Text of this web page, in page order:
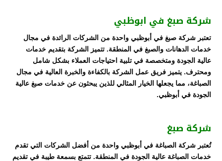
شركة صبغ في ابوظبي
تعتبر شركة صبغ في أبوظبي واحدة من الشركات الرائدة في مجال
خدمات الدهانات والصبغ في المنطقة. تتميز الشركة بتقديم خدمات
عالية الجودة ومتخصصة في تلبية احتياجات العملاء بشكل شامل
ومحترف. يتميز فريق عمل الشركة بالكفاءة والخبرة العالية في مجال
الصباغة، مما يجعلها الخيار المثالي للذين يبحثون عن خدمات صبغ عالية
الجودة في أبوظبي.
شركة صبغ
تُعتبر شركة الصباغة في أبوظبي واحدة من أفضل الشركات التي تقدم
خدمات الصباغة عالية الجودة في المنطقة. تتمتع بسمعة طيبة في تقديم